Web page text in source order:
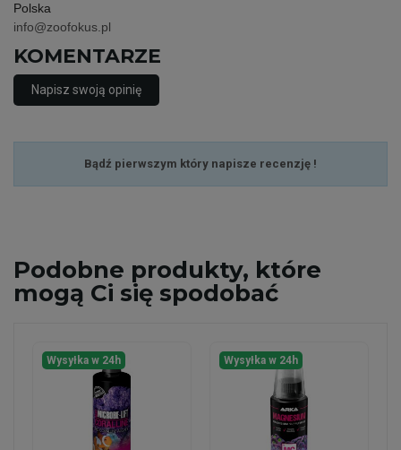
Polska
info@zoofokus.pl
KOMENTARZE
Napisz swoją opinię
Bądź pierwszym który napisze recenzję !
Podobne produkty, które
mogą Ci się spodobać
Wysyłka w 24h Wysyłka w 24h